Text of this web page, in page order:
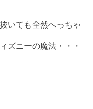
いても全然へっちゃ
ズニーの魔法・・・